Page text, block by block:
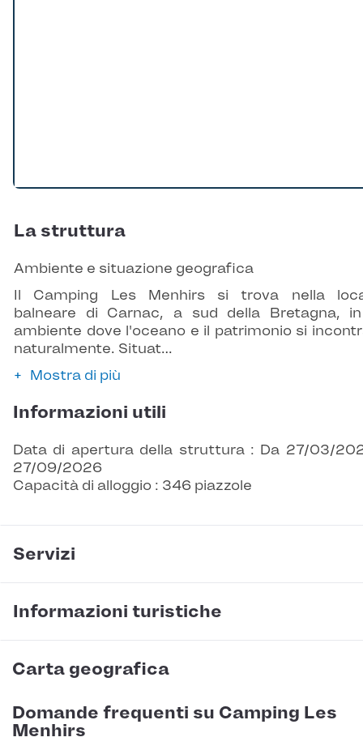
La struttura
Ambiente e situazione geografica
Il Camping Les Menhirs si trova nella
balneare di Carnac, a sud della Bretagna,
ambiente dove l'oceano e il patrimonio si
naturalmente. Situat…
Mostra di più
Informazioni utili
Data di apertura della struttura : Da 27/03/
27/09/2026
Capacità di alloggio : 346 piazzole
Servizi
Informazioni turistiche
Carta geografica
Domande frequenti su Camping Les
Menhirs